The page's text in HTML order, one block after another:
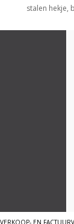
stalen hekje,
EN